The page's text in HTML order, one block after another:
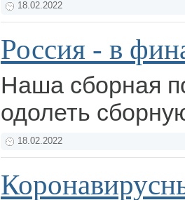
18.02.2022
Россия - в
Наша сборная
одолеть
18.02.2022